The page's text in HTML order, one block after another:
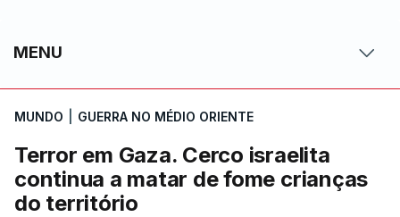
MENU
MUNDO GUERRA NO MÉDIO ORIENTE
Terror em Gaza. Cerco israelita
continua a matar de fome crianças
do território